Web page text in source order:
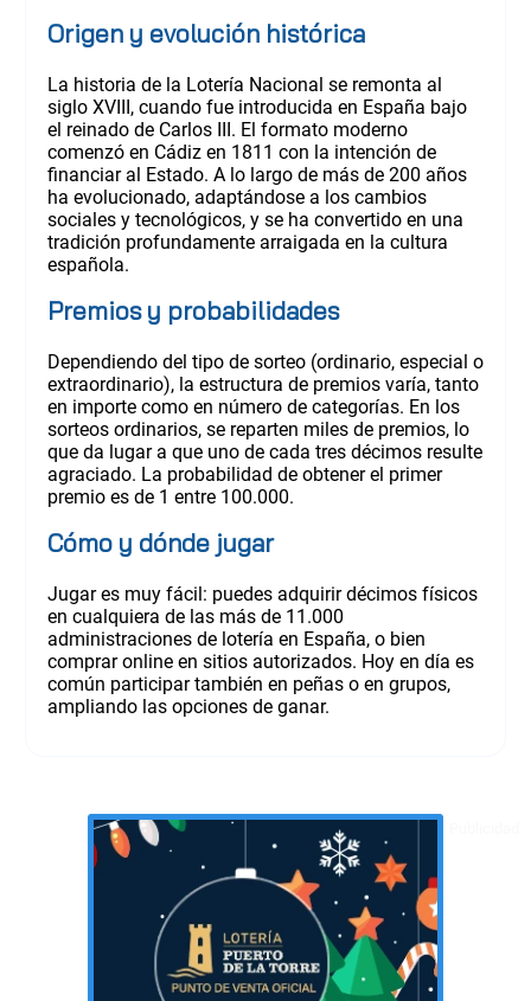
Origen y evolución histórica
La historia de la Lotería Nacional se remonta al
siglo XVIII, cuando fue introducida en España bajo
el reinado de Carlos III. El formato moderno
comenzó en Cádiz en 1811 con la intención de
financiar al Estado. A lo largo de más de 200 años
ha evolucionado, adaptándose a los cambios
sociales y tecnológicos, y se ha convertido en una
tradición profundamente arraigada en la cultura
española.
Premios y probabilidades
Dependiendo del tipo de sorteo (ordinario, especial o
extraordinario), la estructura de premios varía, tanto
en importe como en número de categorías. En los
sorteos ordinarios, se reparten miles de premios, lo
que da lugar a que uno de cada tres décimos resulte
agraciado. La probabilidad de obtener el primer
premio es de 1 entre 100.000.
Cómo y dónde jugar
Jugar es muy fácil: puedes adquirir décimos físicos
en cualquiera de las más de 11.000
administraciones de lotería en España, o bien
comprar online en sitios autorizados. Hoy en día es
común participar también en peñas o en grupos,
ampliando las opciones de ganar.